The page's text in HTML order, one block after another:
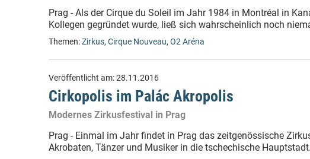
Prag - Als der Cirque du Soleil im Jahr 1984 in Montréal in
Kollegen gegründet wurde, ließ sich wahrscheinlich noch
Themen:Zirkus, Cirque Nouveau, O2 Aréna
Veröffentlicht am:28.11.2016
Cirkopolis im Palác Akropolis
Modernes Zirkusfestival in Prag
Prag - Einmal im Jahr findet in Prag das zeitgenössische
Akrobaten, Tänzer und Musiker in die tschechische